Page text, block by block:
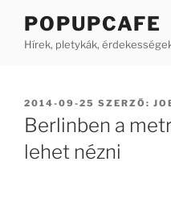
POPUPCAFE
Hírek, pletykák,
BEKÜLDVE:
2014-09-25 SZERZŐ:
Berlinben a
lehet nézni